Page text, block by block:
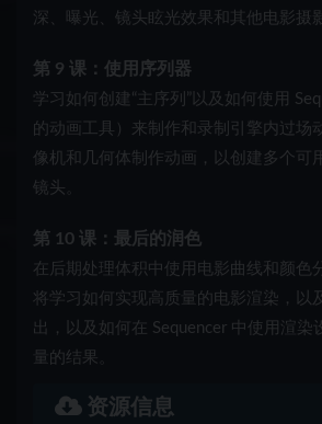
深、曝光、镜头眩光效果和其他电影摄
第 9 课：使用序列器
学习如何创建“主序列”以及如何使用
的动画工具）来制作和录制引擎内过场
像机和几何体制作动画，以创建多个可
镜头。
第 10 课：最后的润色
在后期处理体积中使用电影曲线和颜色
将学习如何实现高质量的电影渲染，以
出，以及如何在 Sequencer 中使用渲染
量的结果。
资源信息